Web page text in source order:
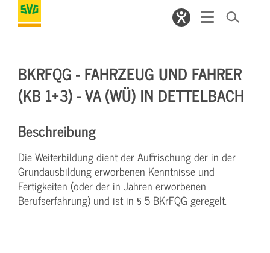
BKRFQG - FAHRZEUG UND FAHRER
(KB 1+3) - VA (WÜ) IN DETTELBACH
Beschreibung
Die Weiterbildung dient der Auffrischung der in der
Grundausbildung erworbenen Kenntnisse und
Fertigkeiten (oder der in Jahren erworbenen
Berufserfahrung) und ist in § 5 BKrFQG geregelt.